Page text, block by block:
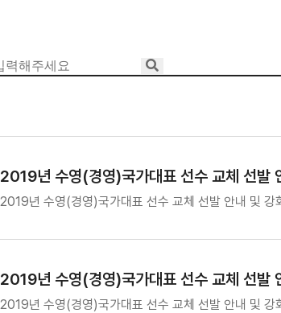
2019년 수영(경영)국가대표 선수 교체 선발
2019년 수영(경영)국가대표 선수 교체 선발 안내 및
2019년 수영(경영)국가대표 선수 교체 선발
2019년 수영(경영)국가대표 선수 교체 선발 안내 및